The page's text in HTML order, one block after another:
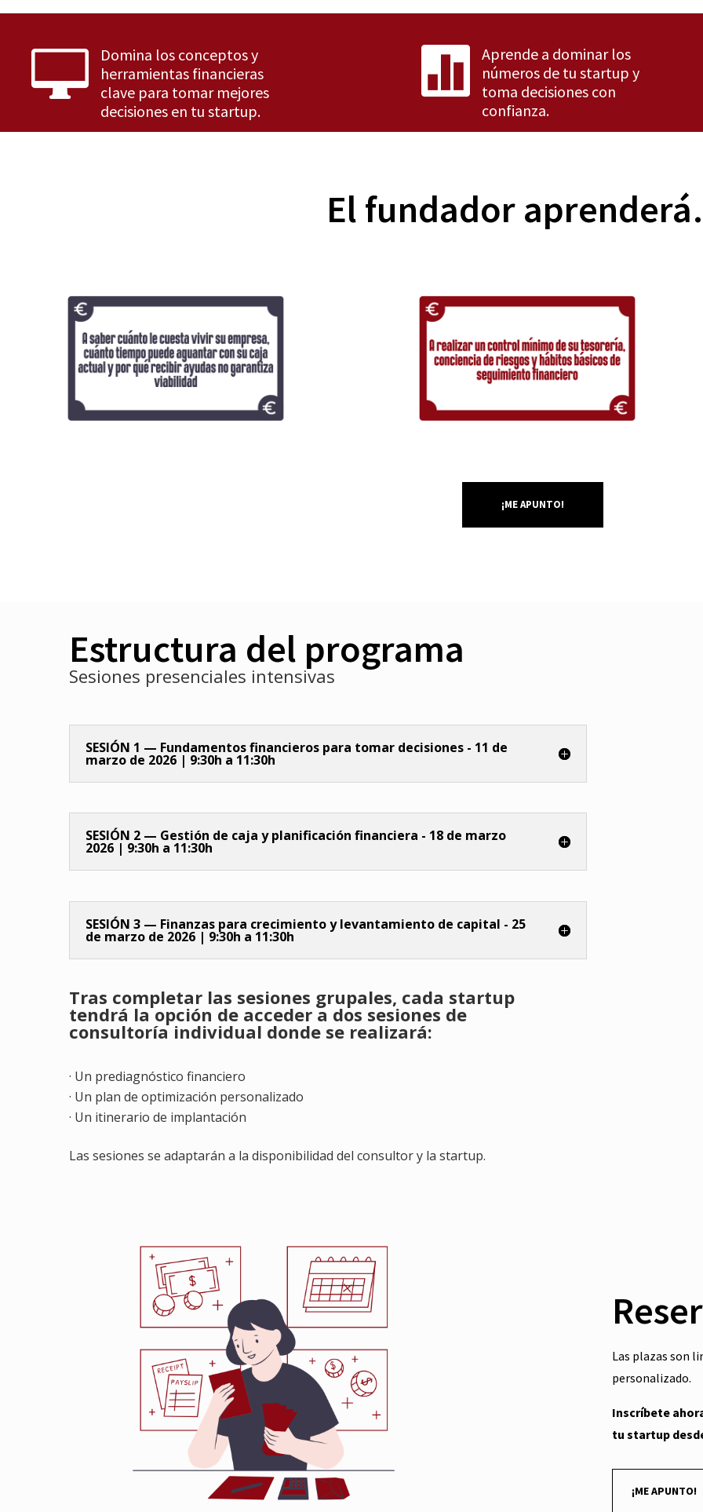

Domina los conceptos y
herramientas financieras
clave para tomar mejores
decisiones en tu startup.

Aprende a dominar los
números de tu startup y
toma decisiones con
confianza.
El fundador
¡ME APUNTO!
Estructura del programa
Sesiones presenciales intensivas
SESIÓN 1 — Fundamentos financieros para tomar decisiones - 11 de
marzo de 2026 | 9:30h a 11:30h
SESIÓN 2 — Gestión de caja y planificación financiera - 18 de marzo
2026 | 9:30h a 11:30h
SESIÓN 3 — Finanzas para crecimiento y levantamiento de capital - 25
de marzo de 2026 | 9:30h a 11:30h
Tras completar las sesiones grupales, cada startup
tendrá la opción de accedera dos sesiones de
consultoría individual donde se realizará:
· Un prediagnóstico financiero
· Un plan de optimización personalizado
· Un itinerario de implantación
Las sesiones se adaptarán a la disponibilidad del consultor y la startup.
Las plazas son
personalizado.
Inscríbete
tu startup
¡ME APUNTO!